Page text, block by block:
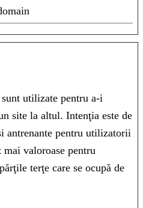
utilizate pentru a-i
site la altul. Intenţia este de
antrenante pentru utilizatorii
valoroase pentru
terţe care se ocupă de